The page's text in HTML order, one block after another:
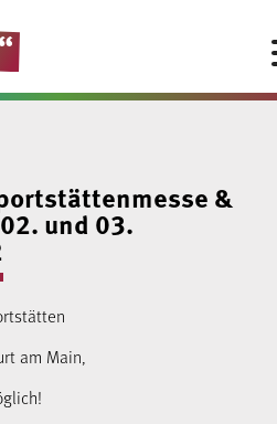
&
und 03.
am Main,